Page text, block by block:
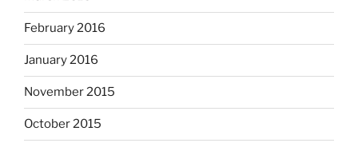
February 2016
January 2016
November 2015
October 2015